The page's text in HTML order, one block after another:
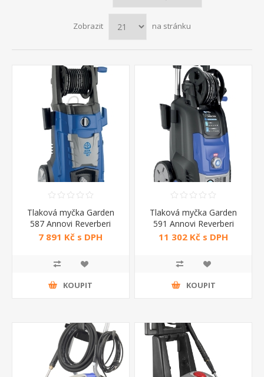
Zobrazit na stránku
Tlaková myčka Garden
587 Annovi Reverberi
7 891 Kč s DPH
KOUPIT
Tlaková myčka Garden
591 Annovi Reverberi
11 302 Kč s DPH
KOUPIT